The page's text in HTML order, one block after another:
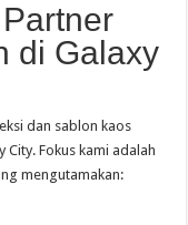
di Galaxy
dan sablon kaos
City. Fokus kami adalah
mengutamakan: